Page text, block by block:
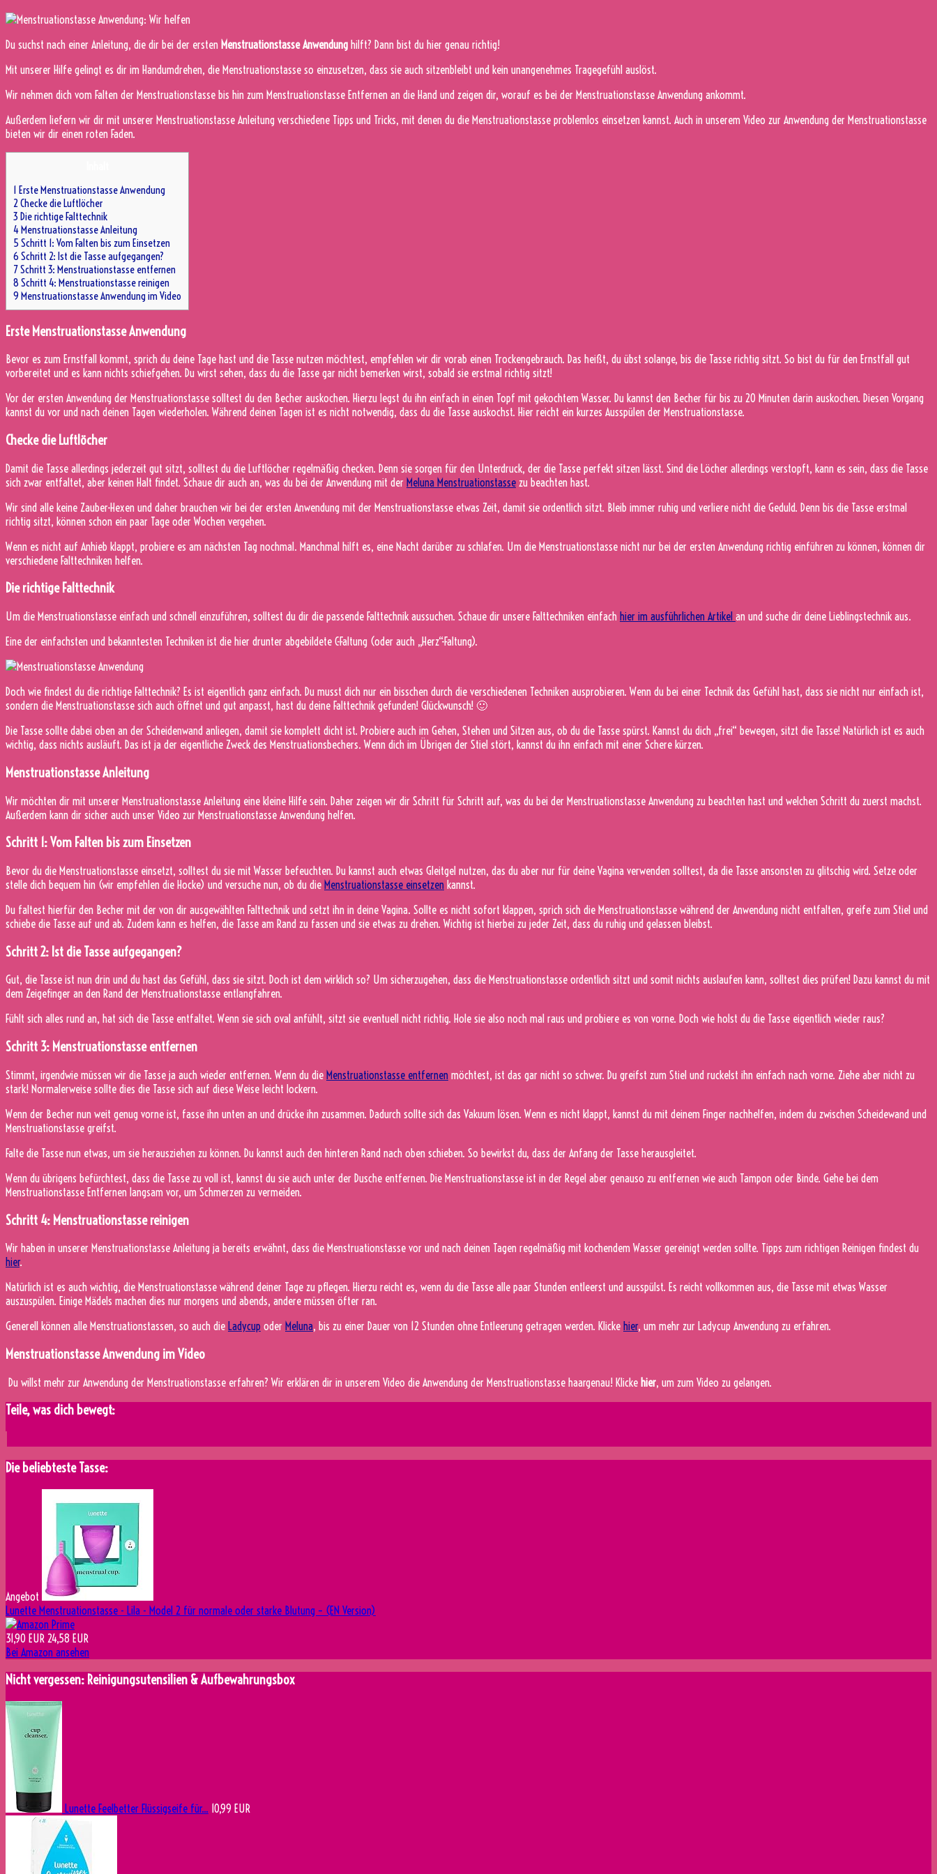
Du suchst nach einer Anleitung, die dir bei der ersten Menstruationstasse Anwendung hilft? Dann bist du hier genau richtig!
Mit unserer Hilfe gelingt es dir im Handumdrehen, die Menstruationstasse so einzusetzen, dass sie auch sitzenbleibt und kein unangenehmes Tragegefühl auslöst.
Wir nehmen dich vom Falten der Menstruationstasse bis hin zum Menstruationstasse Entfernen an die Hand und zeigen dir, worauf es bei der Menstruationstasse Anwendung ankommt.
Außerdem liefern wir dir mit unserer Menstruationstasse Anleitung verschiedene Tipps und Tricks, mit denen du die Menstruationstasse problemlos einsetzen kannst. Auch in unserem Video zur Anwendung der Menstruationstasse
bieten wir dir einen roten Faden.
1 Erste Menstruationstasse Anwendung
2Checke die Luftlöcher
3 Die richtige Falttechnik
4Menstruationstasse Anleitung
5 Schritt 1: Vom Falten bis zum Einsetzen
6 Schritt 2: Ist die Tasse aufgegangen?
7Schritt 3: Menstruationstasse entfernen
8 Schritt 4: Menstruationstasse reinigen
9 Menstruationstasse Anwendung im Video
Erste Menstruationstasse Anwendung
Bevor es zum Ernstfall kommt, sprich du deine Tage hast und die Tasse nutzen möchtest, empfehlen wir dir vorab einen Trockengebrauch. Das heißt, du übst solange, bis die Tasse richtig sitzt. So bist du für den Ernstfall gut
vorbereitet und es kann nichts schiefgehen. Du wirst sehen, dass du die Tasse gar nicht bemerken wirst, sobald sie erstmal richtig sitzt!
Vor der ersten Anwendung der Menstruationstasse solltest du den Becher auskochen. Hierzu legst du ihn einfach in einen Topf mit gekochtem Wasser. Du kannst den Becher für bis zu 20 Minuten darin auskochen. Diesen Vorgang
kannst du vor und nach deinen Tagen wiederholen. Während deinen Tagen ist es nicht notwendig, dass du die Tasse auskochst. Hier reicht ein kurzes Ausspülen der Menstruationstasse.
Checke die Luftlöcher
Damit die Tasse allerdings jederzeit gut sitzt, solltest du die Luftlöcher regelmäßig checken. Denn sie sorgen für den Unterdruck, der die Tasse perfekt sitzen lässt. Sind die Löcher allerdings verstopft, kann es sein, dass die Tasse
sich zwar entfaltet, aber keinen Halt findet. Schaue dir auch an, was du bei der Anwendung mit der Meluna Menstruationstasse zu beachten hast.
Wir sind alle keine Zauber-Hexen und daher brauchen wir bei der ersten Anwendung mit der Menstruationstasse etwas Zeit, damit sie ordentlich sitzt. Bleib immer ruhig und verliere nicht die Geduld. Denn bis die Tasse erstmal
richtig sitzt, können schon ein paar Tage oder Wochen vergehen.
Wenn es nicht auf Anhieb klappt, probiere es am nächsten Tag nochmal. Manchmal hilft es, eine Nacht darüber zu schlafen. Um die Menstruationstasse nicht nur bei der ersten Anwendung richtig einführen zu können, können dir
verschiedene Falttechniken helfen.
Die richtige Falttechnik
Um die Menstruationstasse einfach und schnell einzuführen, solltest du dir die passende Falttechnik aussuchen. Schaue dir unsere Falttechniken einfach hier im ausführlichen Artikel an und suche dir deine Lieblingstechnik aus.
Eine der einfachsten und bekanntesten Techniken ist die hier drunter abgebildete C-Faltung (oder auch „Herz“-Faltung).
Doch wie findest du die richtige Falttechnik? Es ist eigentlich ganz einfach. Du musst dich nur ein bisschen durch die verschiedenen Techniken ausprobieren. Wenn du bei einer Technik das Gefühl hast, dass sie nicht nur einfach ist,
sondern die Menstruationstasse sich auch öffnet und gut anpasst, hast du deine Falttechnik gefunden! Glückwunsch! 🙂
Die Tasse sollte dabei oben an der Scheidenwand anliegen, damit sie komplett dicht ist. Probiere auch im Gehen, Stehen und Sitzen aus, ob du die Tasse spürst. Kannst du dich „frei“ bewegen, sitzt die Tasse! Natürlich ist es auch
wichtig, dass nichts ausläuft. Das ist ja der eigentliche Zweck des Menstruationsbechers. Wenn dich im Übrigen der Stiel stört, kannst du ihn einfach mit einer Schere kürzen.
Menstruationstasse Anleitung
Wir möchten dir mit unserer Menstruationstasse Anleitung eine kleine Hilfe sein. Daher zeigen wir dir Schritt für Schritt auf, was du bei der Menstruationstasse Anwendung zu beachten hast und welchen Schritt du zuerst machst.
Außerdem kann dir sicher auch unser Video zur Menstruationstasse Anwendung helfen.
Schritt 1: Vom Falten bis zum Einsetzen
Bevor du die Menstruationstasse einsetzt, solltest du sie mit Wasser befeuchten. Du kannst auch etwas Gleitgel nutzen, das du aber nur für deine Vagina verwenden solltest, da die Tasse ansonsten zu glitschig wird. Setze oder
stelle dich bequem hin (wir empfehlen die Hocke) und versuche nun, ob du die Menstruationstasse einsetzen kannst.
Du faltest hierfür den Becher mit der von dir ausgewählten Falttechnik und setzt ihn in deine Vagina. Sollte es nicht sofort klappen, sprich sich die Menstruationstasse während der Anwendung nicht entfalten, greife zum Stiel und
schiebe die Tasse auf und ab. Zudem kann es helfen, die Tasse am Rand zu fassen und sie etwas zu drehen. Wichtig ist hierbei zu jeder Zeit, dass du ruhig und gelassen bleibst.
Schritt 2: Ist die Tasse aufgegangen?
Gut, die Tasse ist nun drin und du hast das Gefühl, dass sie sitzt. Doch ist dem wirklich so? Um sicherzugehen, dass die Menstruationstasse ordentlich sitzt und somit nichts auslaufen kann, solltest dies prüfen! Dazu kannst du mit
dem Zeigefinger an den Rand der Menstruationstasse entlangfahren.
Fühlt sich alles rund an, hat sich die Tasse entfaltet. Wenn sie sich oval anfühlt, sitzt sie eventuell nicht richtig. Hole sie also noch mal raus und probiere es von vorne. Doch wie holst du die Tasse eigentlich wieder raus?
Schritt 3: Menstruationstasse entfernen
Stimmt, irgendwie müssen wir die Tasse ja auch wieder entfernen. Wenn du die Menstruationstasse entfernen möchtest, ist das gar nicht so schwer. Du greifst zum Stiel und ruckelst ihn einfach nach vorne. Ziehe aber nicht zu
stark! Normalerweise sollte dies die Tasse sich auf diese Weise leicht lockern.
Wenn der Becher nun weit genug vorne ist, fasse ihn unten an und drücke ihn zusammen. Dadurch sollte sich das Vakuum lösen. Wenn es nicht klappt, kannst du mit deinem Finger nachhelfen, indem du zwischen Scheidewand und
Menstruationstasse greifst.
Falte die Tasse nun etwas, um sie herausziehen zu können. Du kannst auch den hinteren Rand nach oben schieben. So bewirkst du, dass der Anfang der Tasse herausgleitet.
Wenn du übrigens befürchtest, dass die Tasse zu voll ist, kannst du sie auch unter der Dusche entfernen. Die Menstruationstasse ist in der Regel aber genauso zu entfernen wie auch Tampon oder Binde. Gehe bei dem
Menstruationstasse Entfernen langsam vor, um Schmerzen zu vermeiden.
Schritt 4: Menstruationstasse reinigen
Wir haben in unserer Menstruationstasse Anleitung ja bereits erwähnt, dass die Menstruationstasse vor und nach deinen Tagen regelmäßig mit kochendem Wasser gereinigt werden sollte. Tipps zum richtigen Reinigen findest du
hier.
Natürlich ist es auch wichtig, die Menstruationstasse während deiner Tage zu pflegen. Hierzu reicht es, wenn du die Tasse alle paar Stunden entleerst und ausspülst. Es reicht vollkommen aus, die Tasse mit etwas Wasser
auszuspülen. Einige Mädels machen dies nur morgens und abends, andere müssen öfter ran.
Generell können alle Menstruationstassen, so auch die Ladycup oder Meluna, bis zu einer Dauer von 12 Stunden ohne Entleerung getragen werden. Klicke hier, um mehr zur Ladycup Anwendung zu erfahren.
Menstruationstasse Anwendung im Video
Du willst mehr zur Anwendung der Menstruationstasse erfahren? Wir erklären dir in unserem Video die Anwendung der Menstruationstasse haargenau! Klicke hier, um zum Video zu gelangen.
Teile, was dich bewegt:
Die beliebteste Tasse:
Angebot
Lunette Menstruationstasse - Lila - Model 2 für normale oder starke Blutung – (EN Version)
31,90 EUR 24,58 EUR
Bei Amazon ansehen
Nicht vergessen: Reinigungsutensilien & Aufbewahrungsbox
Lunette Feelbetter Flüssigseife für... 10,99 EUR